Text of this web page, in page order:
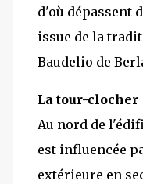
d'où dépassent
issue de la
Baudelio de
La tour-clocher
Au nord de
est influencée
extérieure en